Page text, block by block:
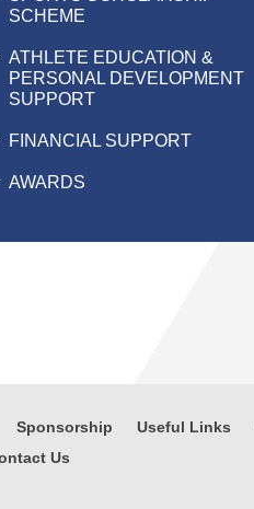
SCHEME
ATHLETE EDUCATION &
PERSONAL DEVELOPMENT
SUPPORT
FINANCIAL SUPPORT
AWARDS
Sponsorship Useful Links
Us